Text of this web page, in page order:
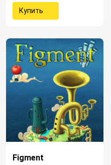
Купить
Figment